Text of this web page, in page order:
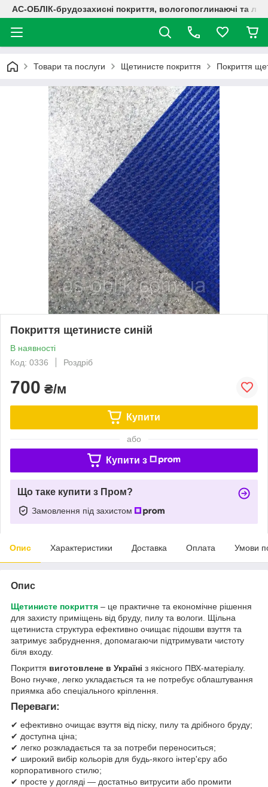
АС-ОБЛІК-брудозахисні покриття, вологопоглинаючі та
Товари та послуги Щетинисте покриття Покриття
Покриття щетинисте синій
В наявності
Код: 0336
Роздріб
700 ₴/м
Купити
або
Купити з
Що таке купити з Пром?
Замовлення під захистом
Опис Характеристики Доставка Оплата Умови
Опис
Щетинисте покриття – це практичне та економічне рішення
для захисту приміщень від бруду, пилу та вологи. Щільна
щетиниста структура ефективно очищає підошви взуття та
затримує забруднення, допомагаючи підтримувати чистоту
біля входу.
Покриття виготовлене в Україні з якісного ПВХ-матеріалу.
Воно гнучке, легко укладається та не потребує облаштування
приямка або спеціального кріплення.
Переваги:
✔ ефективно очищає взуття від піску, пилу та дрібного бруду;
✔ доступна ціна;
✔ легко розкладається та за потреби переноситься;
✔ широкий вибір кольорів для будь-якого інтер'єру або
корпоративного стилю;
✔ просте у догляді — достатньо витрусити або промити